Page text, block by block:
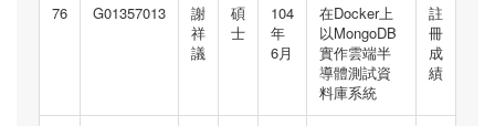
76 G01357013
謝
祥
議
碩
士
104
年
6月
在Docker上
以MongoDB
實作雲端半
導體測試資
料庫系統
註
冊
成
績